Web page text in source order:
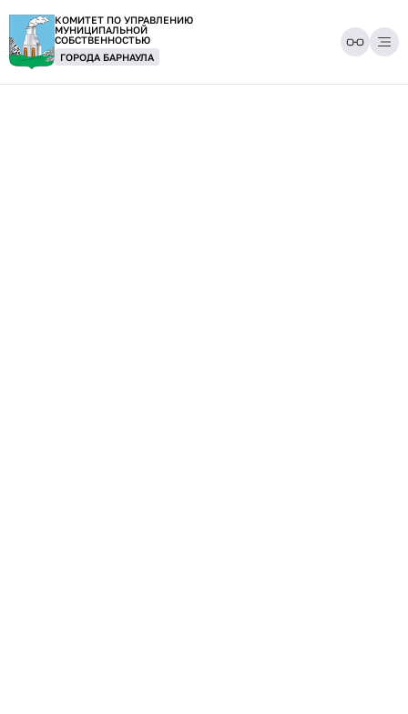
КОМИТЕТ ПО УПРАВЛЕНИЮ
МУНИЦИПАЛЬНОЙ
СОБСТВЕННОСТЬЮ
ГОРОДА БАРНАУЛА